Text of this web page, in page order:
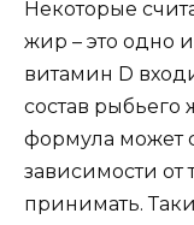
Некоторые
жир – это одно и
витамин D
состав рыбьего
формула может
зависимости
принимать.